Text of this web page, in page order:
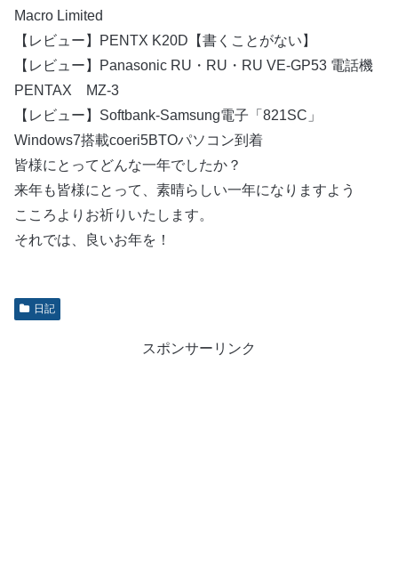
Macro Limited
【レビュー】PENTX K20D【書くことがない】
【レビュー】Panasonic RU・RU・RU VE-GP53 電話機
PENTAX MZ-3
【レビュー】Softbank-Samsung電子「821SC」
Windows7搭載coeri5BTOパソコン到着
皆様にとってどんな一年でしたか？
来年も皆様にとって、素晴らしい一年になりますよう
こころよりお祈りいたします。
それでは、良いお年を！
日記
スポンサーリンク